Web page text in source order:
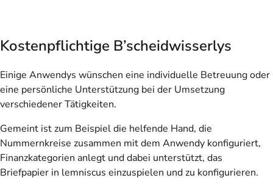
Kostenpflichtige B’scheidwisserlys
Einige Anwendys wünschen eine individuelle Betreuung oder
eine persönliche Unterstützung bei der Umsetzung
verschiedener Tätigkeiten.
Gemeint ist zum Beispiel die helfende Hand, die
Nummernkreise zusammen mit dem Anwendy konfiguriert,
Finanzkategorien anlegt und dabei unterstützt, das
Briefpapier in lemniscus einzuspielen und zu konfigurieren.